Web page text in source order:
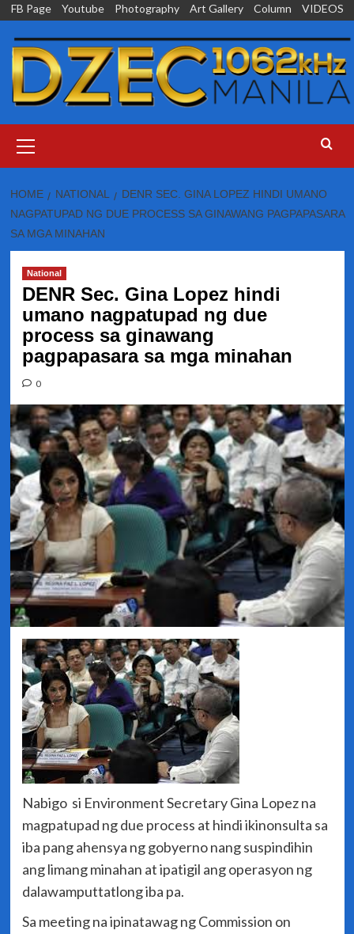
Skip
content
FB Page Youtube Photography Art Gallery Column VIDEOS
Menu
HOME NATIONAL
DENR SEC. GINA LOPEZ HINDI UMANO
NAGPATUPAD NG DUE PROCESS SA GINAWANG PAGPAPASARA
SA MGA MINAHAN
National
DENR Sec. Gina Lopez hindi
umano nagpatupad ng due
process sa ginawang
pagpapasara sa mga minahan
0
Nabigo si Environment Secretary Gina Lopez na
magpatupad ng due process at hindi ikinonsulta sa
iba pang ahensya ng gobyerno nang suspindihin
ang limang minahan at ipatigil ang operasyon ng
dalawamputtatlong iba pa.
Sa meeting na ipinatawag ng Commission on